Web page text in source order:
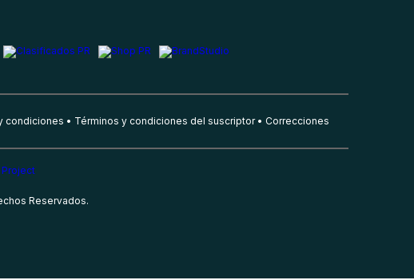
condiciones Términos y condiciones del suscriptor Correcciones
Reservados.